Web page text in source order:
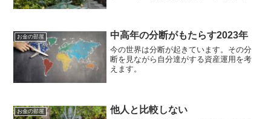
ョンを含みます）。...
お金の部屋 中高年の分断がもたらす2023年
今の世界は分断が起きています。その分
断を見ながら自分達がする資産運用を考
えます。
お金の部屋 他人と比較しない